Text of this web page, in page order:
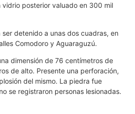
vidrio posterior valuado en 300 mil
ser detenido a unas dos cuadras, en
Comodoro y Aguaraguzú.
dimensión de 76 centímetros de
de alto. Presente una perforación,
del mismo. La piedra fue
se registraron personas lesionadas.